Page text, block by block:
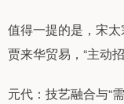
值得一提的是，宋
贾来华贸易，“主动招
元代：技艺融合与“